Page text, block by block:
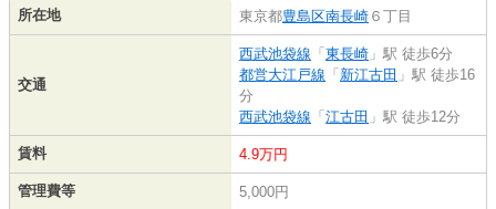
所在地 東京都豊島区南長崎 ６丁目
交通
西武池袋線 「 東長崎 」駅 徒歩6分
都営大江戸線 「 新江古田 」駅 徒歩16
分
西武池袋線 「 江古田 」駅 徒歩12分
賃料 4.9万円
管理費等 5,000円